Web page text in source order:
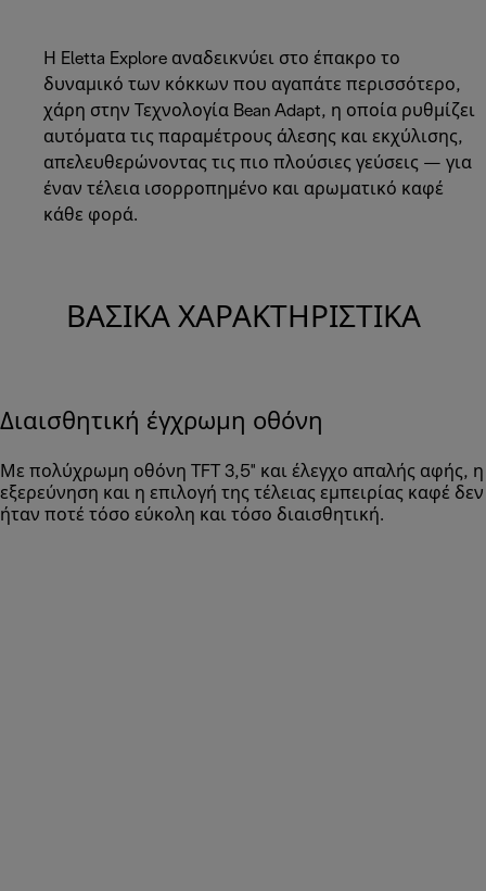
Η Eletta Explore αναδεικνύει στο έπακρο το
δυναμικό των κόκκων που αγαπάτε περισσότερο,
χάρη στην Τεχνολογία Bean Adapt, η οποία ρυθμίζει
αυτόματα τις παραμέτρους άλεσης και εκχύλισης,
απελευθερώνοντας τις πιο πλούσιες γεύσεις — για
έναν τέλεια ισορροπημένο και αρωματικό καφέ
κάθε φορά.
ΒΑΣΙΚΆ ΧΑΡΑΚΤΗΡΙΣΤΙΚΆ
Διαισθητική έγχρωμη οθόνη
Με πολύχρωμη οθόνη TFT 3,5" και έλεγχο απαλής αφής, η
εξερεύνηση και η επιλογή της τέλειας εμπειρίας καφέ δεν
ήταν ποτέ τόσο εύκολη και τόσο διαισθητική.